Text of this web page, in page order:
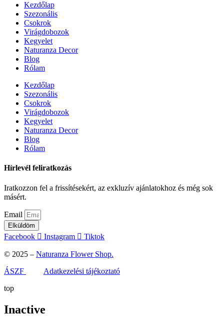
Kezdőlap
Szezonális
Csokrok
Virágdobozok
Kegyelet
Naturanza Decor
Blog
Rólam
Kezdőlap
Szezonális
Csokrok
Virágdobozok
Kegyelet
Naturanza Decor
Blog
Rólam
Hírlevél feliratkozás
Iratkozzon fel a frissítésekért, az exkluzív ajánlatokhoz és még sok
másért.
Email
Elküldöm
Facebook Instagram Tiktok
© 2025 – Naturanza Flower Shop.
ÁSZF
Adatkezelési tájékoztató
top
Inactive